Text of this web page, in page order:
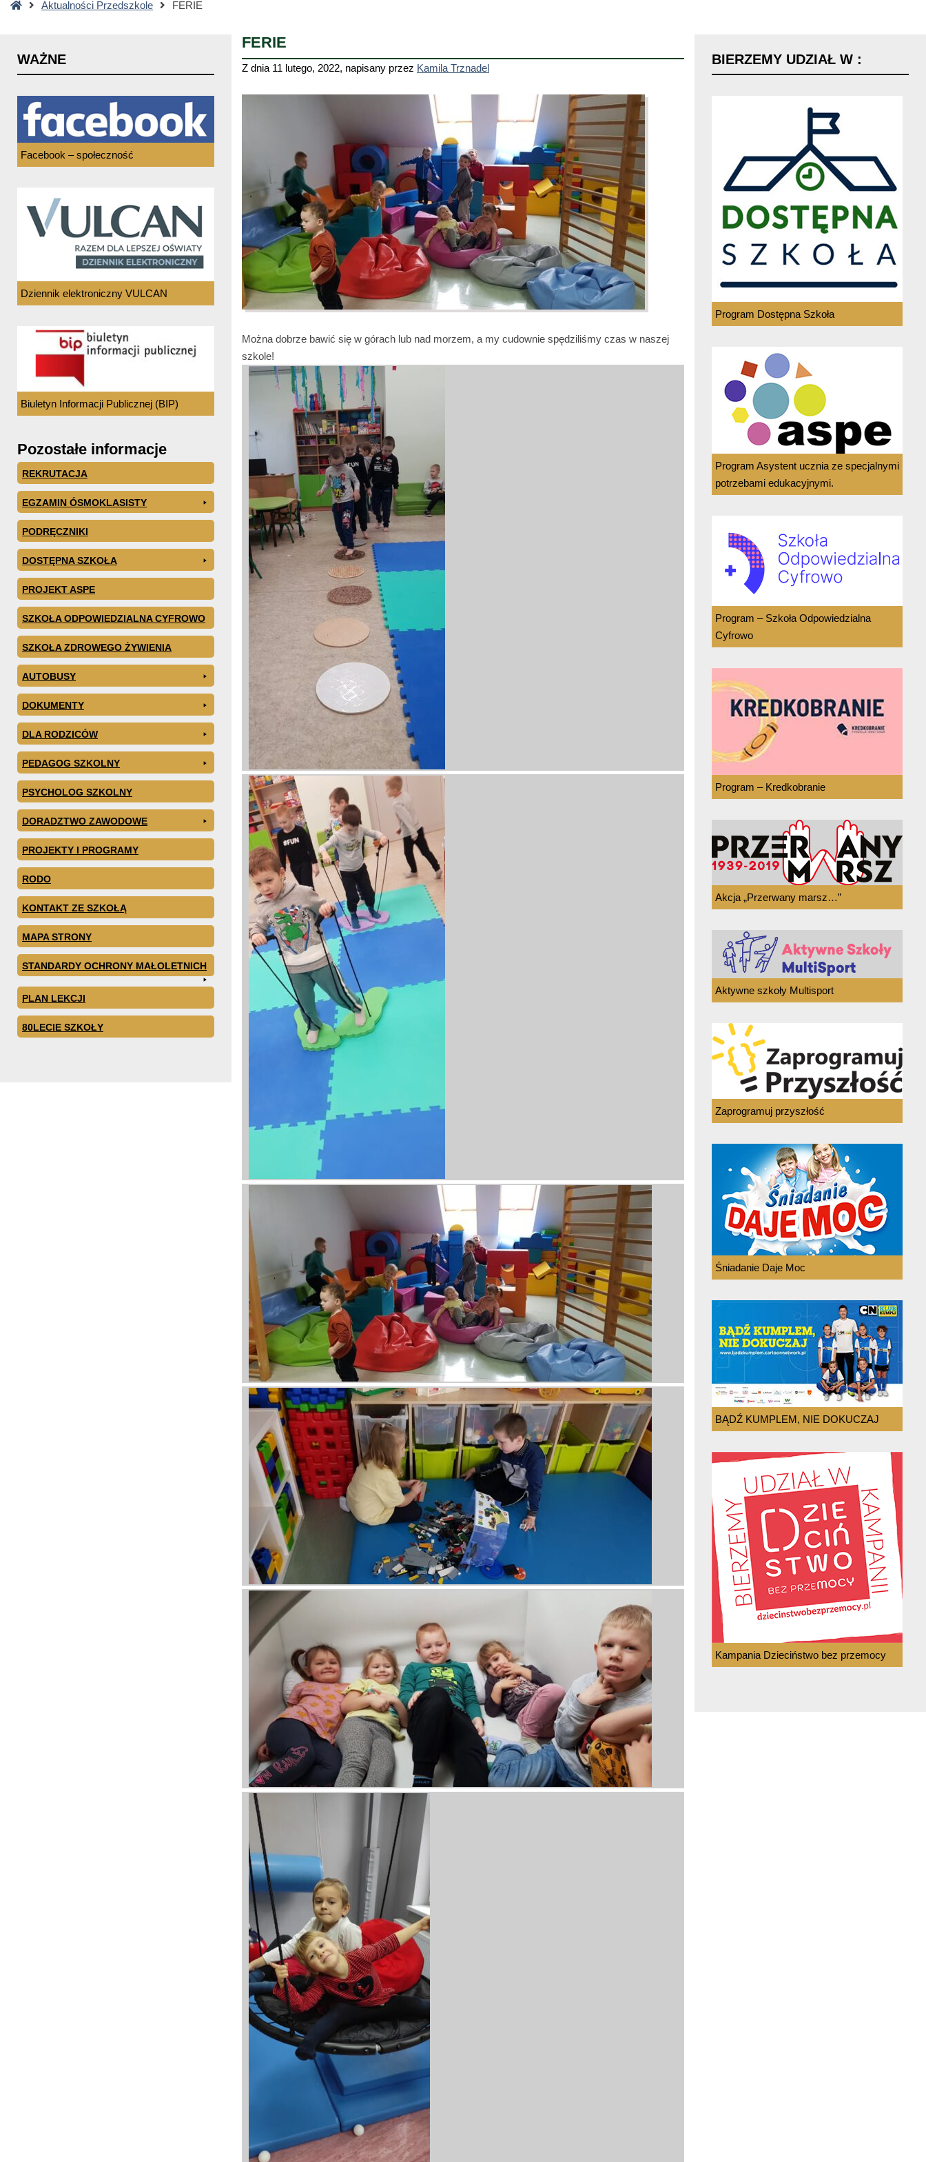
StronaAktualności Przedszkole FERIE
FERIE
Z dnia 11 lutego, 2022, napisany przez Kamila Trznadel
Można dobrze bawić się w górach lub nad morzem, a my cudownie spędziliśmy czas w naszej
szkole!
WAŻNE
Facebook – społeczność
Dziennik elektroniczny VULCAN
Biuletyn Informacji Publicznej (BIP)
Pozostałe informacje
REKRUTACJA
EGZAMIN ÓSMOKLASISTY
PODRĘCZNIKI
DOSTĘPNA SZKOŁA
PROJEKT ASPE
SZKOŁA ODPOWIEDZIALNA CYFROWO
SZKOŁA ZDROWEGO ŻYWIENIA
AUTOBUSY
DOKUMENTY
DLA RODZICÓW
PEDAGOG SZKOLNY
PSYCHOLOG SZKOLNY
DORADZTWO ZAWODOWE
PROJEKTY I PROGRAMY
RODO
KONTAKT ZE SZKOŁĄ
MAPA STRONY
STANDARDY OCHRONY MAŁOLETNICH
PLAN LEKCJI
80LECIE SZKOŁY
BIERZEMY UDZIAŁ W :
Program Dostępna Szkoła
Program Asystent ucznia ze specjalnymi
potrzebami edukacyjnymi.
Program – Szkoła Odpowiedzialna
Cyfrowo
Program – Kredkobranie
Akcja „Przerwany marsz…”
Aktywne szkoły Multisport
Zaprogramuj przyszłość
Śniadanie Daje Moc
BĄDŹ KUMPLEM, NIE DOKUCZAJ
Kampania Dzieciństwo bez przemocy